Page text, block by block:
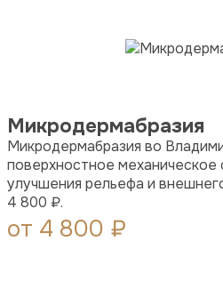
Микродермабразия
Микродермабразия во
поверхностное
улучшения рельефа и
4 800 ₽.
от 4 800 ₽